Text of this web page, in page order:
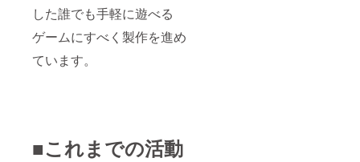
した誰でも手軽に遊べる
ゲームにすべく製作を進め
ています。
■これまでの活動